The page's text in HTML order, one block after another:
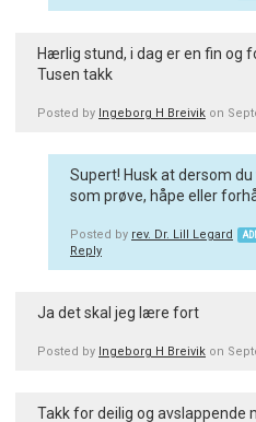
Hærlig stund, i dag er en fin og
Tusen takk
Posted by Ingeborg H Breivik on
Supert! Husk at dersom
som prøve, håpe eller
Posted by rev. Dr. Lill Legard
Reply
Ja det skal jeg lære fort
Posted by Ingeborg H Breivik on
Takk for deilig og avslappende